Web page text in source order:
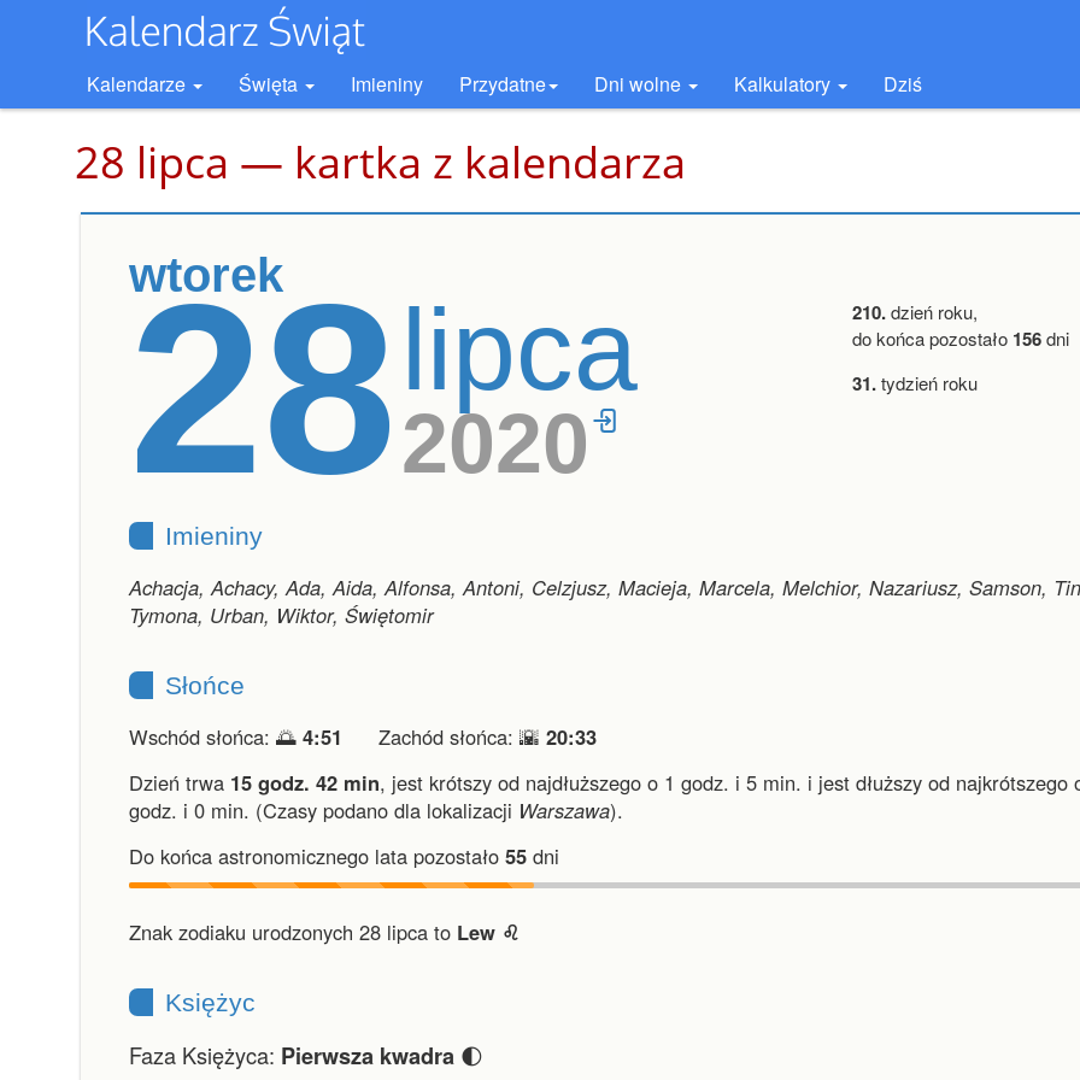
Kalendarze Święta Imieniny Przydatne Dni wolne Kalkulatory Dziś
28 lipca — kartka z kalendarza
wtorek
28lipca
2020
210.dzień roku,
do końca pozostało 156dni
31.tydzień roku
Imieniny
Achacja, Achacy, Ada, Aida, Alfonsa, Antoni, Celzjusz, Macieja, Marcela, Melchior, Nazariusz, Samson,
Tymona, Urban, Wiktor, Świętomir
Słońce
Wschód słońca: 🌅 4:51 Zachód słońca: 🌇 20:33
Dzień trwa 15 godz. 42 min, jest krótszy od najdłuższego o 1 godz. i 5 min. i jest dłuższy od najkrótszego
godz. i 0 min. (Czasy podano dla lokalizacji Warszawa).
Do końca astronomicznego lata pozostało 55 dni
Znak zodiaku urodzonych 28 lipca to Lew ♌︎
Księżyc
Faza Księżyca: Pierwsza kwadra 🌓